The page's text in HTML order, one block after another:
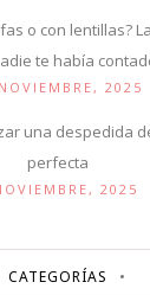
o con lentillas?
te había
2025
una despedida
perfecta
2025
CATEGORÍAS